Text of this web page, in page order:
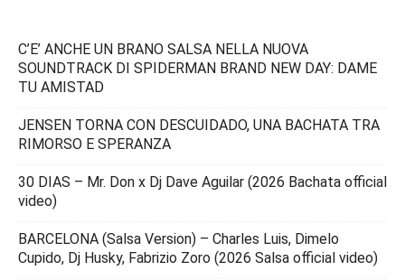
C’E’ ANCHE UN BRANO SALSA NELLA NUOVA
SOUNDTRACK DI SPIDERMAN BRAND NEW DAY: DAME
TU AMISTAD
JENSEN TORNA CON DESCUIDADO, UNA BACHATA TRA
RIMORSO E SPERANZA
30 DIAS – Mr. Don x Dj Dave Aguilar (2026 Bachata official
video)
BARCELONA (Salsa Version) – Charles Luis, Dimelo
Cupido, Dj Husky, Fabrizio Zoro (2026 Salsa official video)